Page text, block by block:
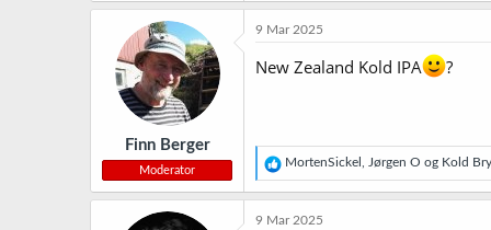
a
o
:
Finn Berger
Moderator
9 Mar 2025
New Zealand Kold IPA ?
R
e
a
MortenSickel , Jørgen O og Kold
9 Mar 2025